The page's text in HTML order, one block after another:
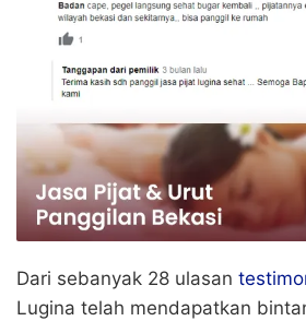
Dari sebanyak 28 ulasan
Lugina telah mendapatkan